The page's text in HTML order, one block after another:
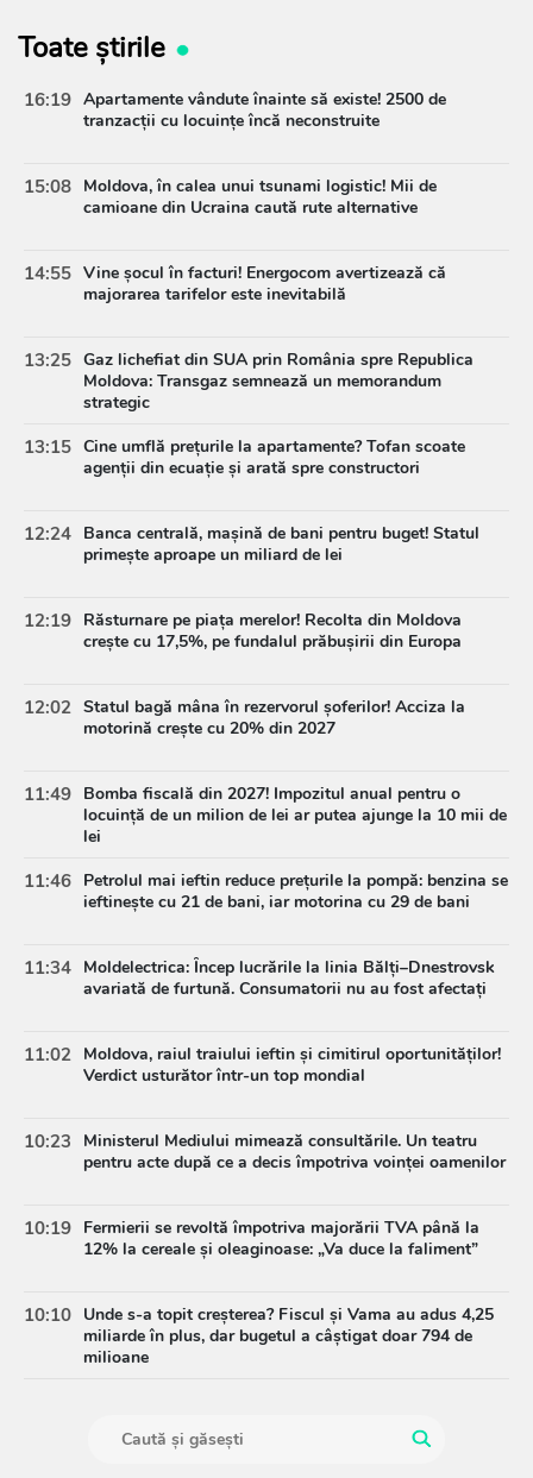
Toate știrile
16:19 Apartamente vândute înainte să existe! 2500 de
tranzacții cu locuințe încă neconstruite
15:08 Moldova, în calea unui tsunami logistic! Mii de
camioane din Ucraina caută rute alternative
14:55 Vine șocul în facturi! Energocom avertizează că
majorarea tarifelor este inevitabilă
13:25 Gaz lichefiat din SUA prin România spre Republica
Moldova: Transgaz semnează un memorandum
strategic
13:15 Cine umflă prețurile la apartamente? Tofan scoate
agenții din ecuație și arată spre constructori
12:24 Banca centrală, mașină de bani pentru buget! Statul
primește aproape un miliard de lei
12:19 Răsturnare pe piața merelor! Recolta din Moldova
crește cu 17,5%, pe fundalul prăbușirii din Europa
12:02 Statul bagă mâna în rezervorul șoferilor! Acciza la
motorină crește cu 20% din 2027
11:49 Bomba fiscală din 2027! Impozitul anual pentru o
locuință de un milion de lei ar putea ajunge la 10 mii de
lei
11:46 Petrolul mai ieftin reduce prețurile la pompă: benzina se
ieftinește cu 21 de bani, iar motorina cu 29 de bani
11:34 Moldelectrica: Încep lucrările la linia Bălți–Dnestrovsk
avariată de furtună. Consumatorii nu au fost afectați
11:02 Moldova, raiul traiului ieftin și cimitirul oportunităților!
Verdict usturător într-un top mondial
10:23
Ministerul Mediului mimează consultările. Un teatru
pentru acte după ce a decis împotriva voinței oamenilor
10:19 Fermierii se revoltă împotriva majorării TVA până la
12% la cereale și oleaginoase: „Va duce la faliment”
10:10 Unde s-a topit creșterea? Fiscul și Vama au adus 4,25
miliarde în plus, dar bugetul a câștigat doar 794 de
milioane